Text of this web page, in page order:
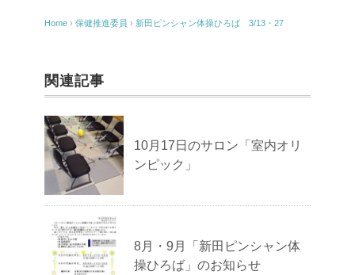
o
k
e
Home › 保健推進委員 › 新田ピンシャン体操ひろば 3/13・27
関連記事
10月17日のサロン「室内オリ
ンピック」
8月・9月「新田ピンシャン体
操ひろば」のお知らせ